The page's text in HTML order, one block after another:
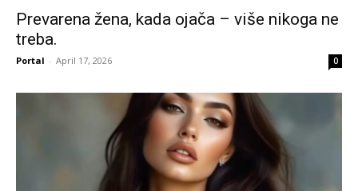
Prevarena žena, kada ojača – više nikoga ne
treba.
Portal - April 17, 2026 0